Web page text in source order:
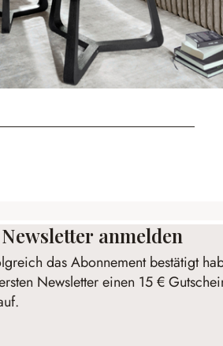
anmelden
das Abonnement bestätigt
Newsletter einen 15 €